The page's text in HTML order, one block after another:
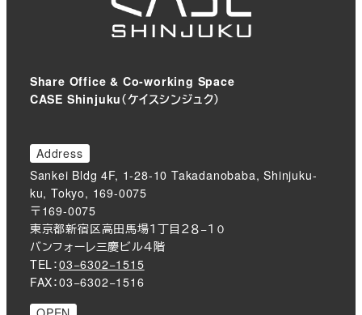
Share Office & Co-working Space
CASE Shinjuku（ケイスシンジュク）
Address
Sankei Bldg 4F, 1-28-10 Takadanobaba, Shinjuku-
ku, Tokyo, 169-0075
〒169-0075
東京都新宿区高田馬場１丁目２８−１０
バンフォーレ三慶ビル４階
TEL：03−6302−1515
FAX：03−6302−1516